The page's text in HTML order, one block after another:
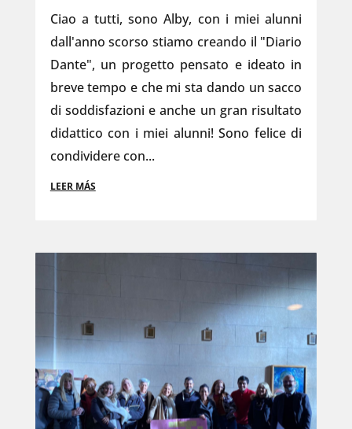
Ciao a tutti, sono Alby, con i miei alunni
dall'anno scorso stiamo creando il "Diario
Dante", un progetto pensato e ideato in
breve tempo e che mi sta dando un sacco
di soddisfazioni e anche un gran risultato
didattico con i miei alunni! Sono felice di
condividere con...
LEER MÁS